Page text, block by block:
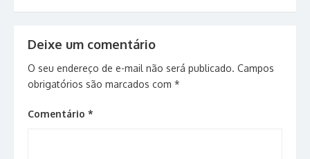
Deixe um comentário
O seu endereço de e-mail não será publicado. Campos
obrigatórios são marcados com *
Comentário *